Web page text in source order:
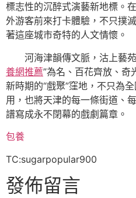
標志性的沉醉式演藝新地標。
外游客前來打卡體驗，不只撲
著這座城市奇特的人文情懷。
河海津韻傳文脈，沽上藝
養網推薦”為名、百花齊放、奇
新時期的“戲聚”窪地，不只為
用，也將天津的每一條街道、
譜寫成永不閉幕的戲劇篇章。
包養
TC:sugarpopular900
發佈留言